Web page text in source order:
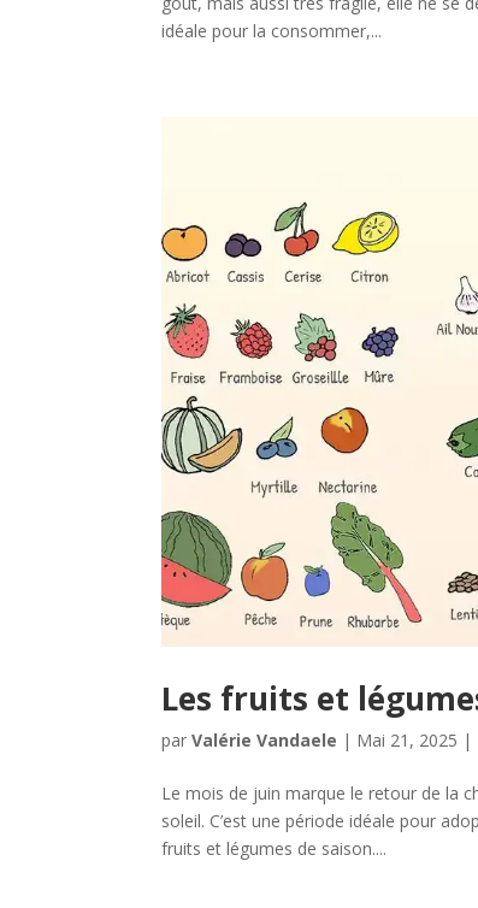
idéale pour la consommer,...
Les fruits et
parValérie Vandaele | Mai 21, 2025 |
Le mois de juin marque le retour de la
soleil. C’est une période idéale pour
fruits et légumes de saison....